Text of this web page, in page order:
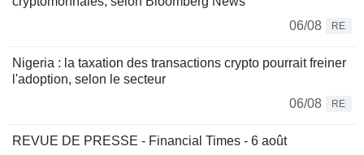
06/08
RE
Nigeria : la taxation des transactions crypto pourrait freiner
l'adoption, selon le secteur
06/08
RE
REVUE DE PRESSE - Financial Times - 6 août